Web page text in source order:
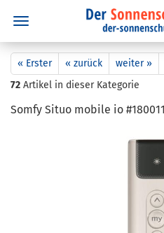
« Erster « zurück weiter »
72 Artikel in dieser Kategorie
Somfy Situo mo­bi­le io